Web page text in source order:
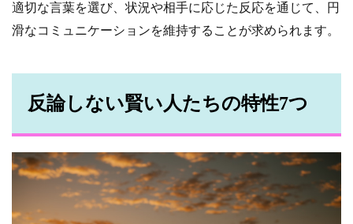
適切な言葉を選び、状況や相手に応じた反応を通じて、円
滑なコミュニケーションを維持することが求められます。
反論しない賢い人たちの特性7つ